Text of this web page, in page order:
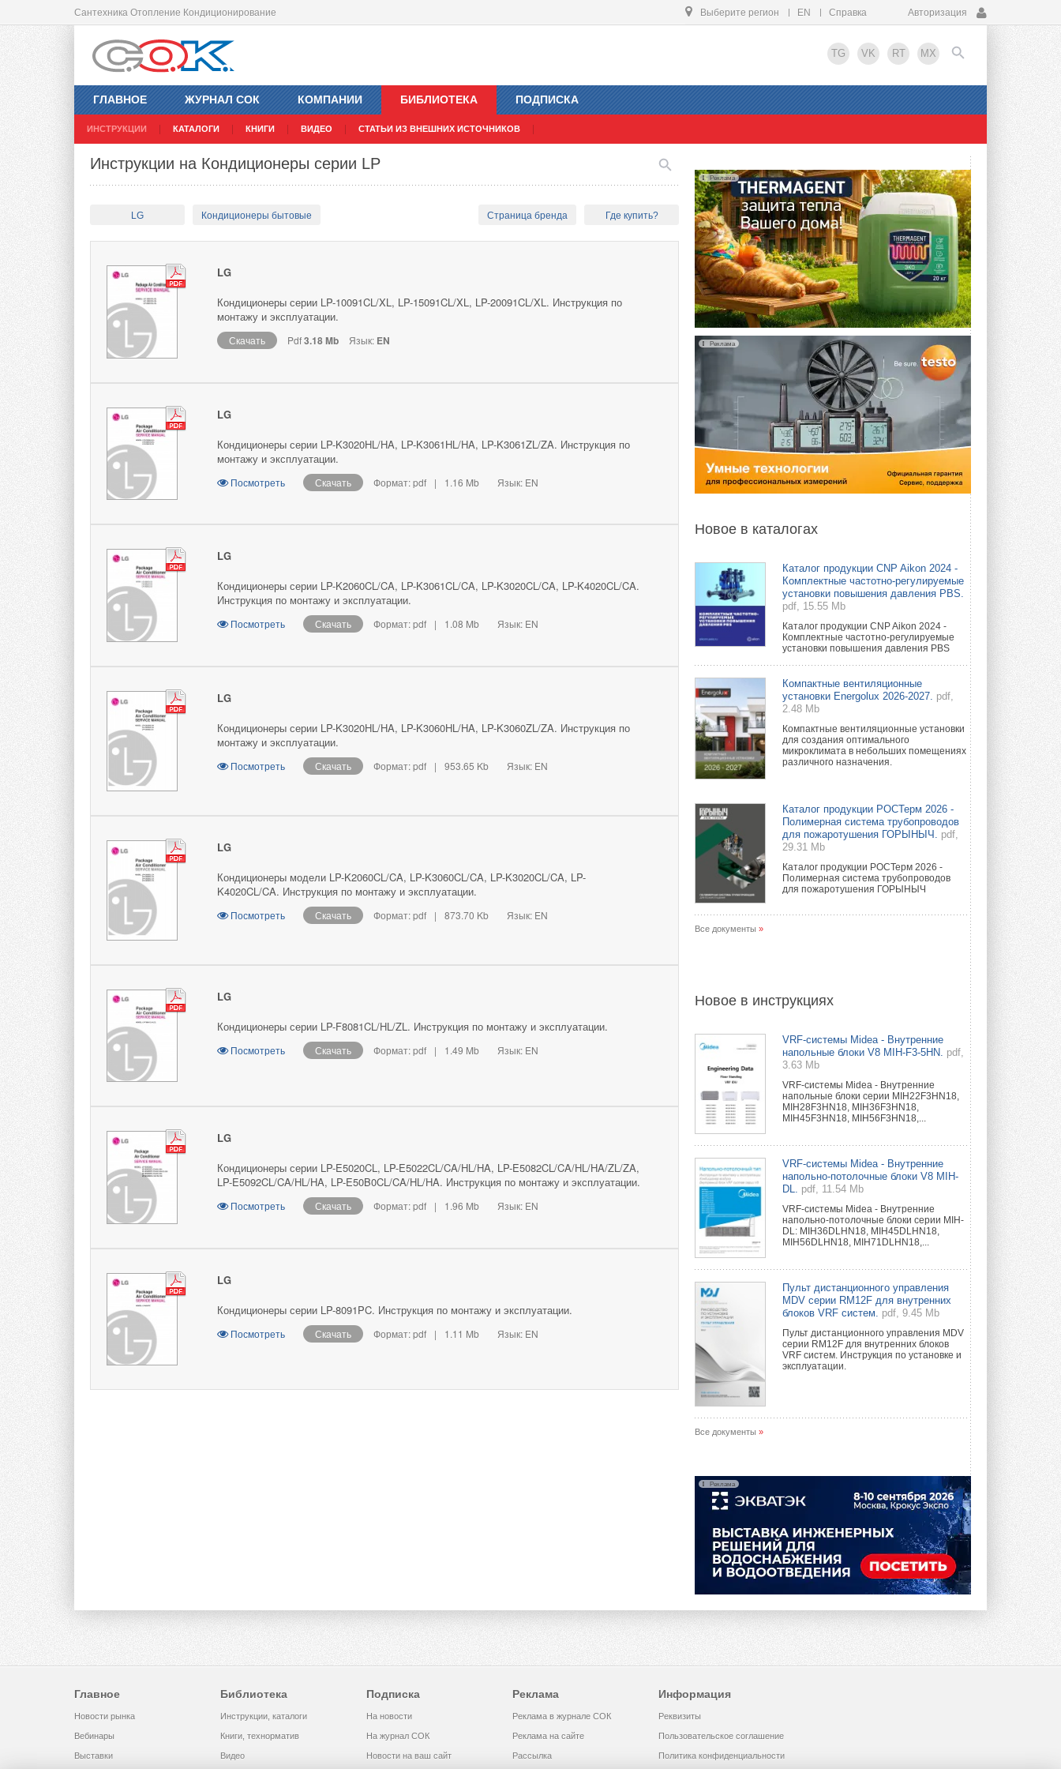
Сантехника Отопление Кондиционирование Выберите регион EN Справка Авторизация
TG VK RT MX
ГЛАВНОЕ ЖУРНАЛ СОК КОМПАНИИ БИБЛИОТЕКА
ИНСТРУКЦИИ КАТАЛОГИ КНИГИ ВИДЕО СТАТЬИ ИЗ ВНЕШНИХ ИСТОЧНИКОВ
ПОДПИСКА
EN
Инструкции на Кондиционеры серии LP
LG Кондиционеры бытовые Страница бренда Где купить?
LG
Кондиционеры серии LP-10091CL/XL, LP-15091CL/XL, LP-20091CL/XL. Инструкция по
монтажу и эксплуатации.
Скачать Pdf3.18 Mb Язык: EN
LG
Кондиционеры серии LP-K3020HL/HA, LP-K3061HL/HA, LP-K3061ZL/ZA. Инструкция по
монтажу и эксплуатации.
Посмотреть Скачать Формат: pdf | 1.16 Mb Язык: EN
LG
Кондиционеры серии LP-K2060CL/CA, LP-K3061CL/CA, LP-K3020CL/CA, LP-K4020CL/CA.
Инструкция по монтажу и эксплуатации.
Посмотреть Скачать Формат: pdf | 1.08 Mb Язык: EN
LG
Кондиционеры серии LP-K3020HL/HA, LP-K3060HL/HA, LP-K3060ZL/ZA. Инструкция по
монтажу и эксплуатации.
Посмотреть Скачать Формат: pdf | 953.65 Kb Язык: EN
LG
Кондиционеры модели LP-K2060CL/CA, LP-K3060CL/CA, LP-K3020CL/CA, LP-
K4020CL/CA. Инструкция по монтажу и эксплуатации.
Посмотреть Скачать Формат: pdf | 873.70 Kb Язык: EN
LG
Кондиционеры серии LP-F8081CL/HL/ZL. Инструкция по монтажу и эксплуатации.
Посмотреть Скачать Формат: pdf | 1.49 Mb Язык: EN
LG
Кондиционеры серии LP-E5020CL, LP-E5022CL/CA/HL/HA, LP-E5082CL/CA/HL/HA/ZL/ZA,
LP-E5092CL/CA/HL/HA, LP-E50B0CL/CA/HL/HA. Инструкция по монтажу и эксплуатации.
Посмотреть Скачать Формат: pdf | 1.96 Mb Язык: EN
LG
Кондиционеры серии LP-8091PC. Инструкция по монтажу и эксплуатации.
Посмотреть Скачать Формат: pdf | 1.11 Mb Язык: EN
Реклама
Реклама
Новое в каталогах
Каталог продукции CNP Aikon 2024 -
Комплектные частотно-регулируемые
установки повышения давления PBS.
pdf, 15.55 Mb
Каталог продукции CNP Aikon 2024 -
Комплектные частотно-регулируемые
установки повышения давления PBS
Компактные вентиляционные
установки Energolux 2026-2027. pdf,
2.48 Mb
Компактные вентиляционные установки
для создания оптимального
микроклимата в небольших помещениях
различного назначения.
Каталог продукции РОСТерм 2026 -
Полимерная система трубопроводов
для пожаротушения ГОРЫНЫЧ.
pdf,
29.31 Mb
Каталог продукции РОСТерм 2026 -
Полимерная система трубопроводов
для пожаротушения ГОРЫНЫЧ
Все документы »
Новое в инструкциях
VRF-системы Midea - Внутренние
напольные блоки V8 MIH-F3-5HN. pdf,
3.63 Mb
VRF-системы Midea - Внутренние
напольные блоки серии MIH22F3HN18,
MIH28F3HN18, MIH36F3HN18,
MIH45F3HN18, MIH56F3HN18,...
VRF-системы Midea - Внутренние
напольно-потолочные блоки V8 MIH-
DL.
pdf, 11.54 Mb
VRF-системы Midea - Внутренние
напольно-потолочные блоки серии MIH-
DL: MIH36DLHN18, MIH45DLHN18,
MIH56DLHN18, MIH71DLHN18,...
Пульт дистанционного управления
MDV серии RM12F для внутренних
блоков VRF систем.
pdf, 9.45 Mb
Пульт дистанционного управления MDV
серии RM12F для внутренних блоков
VRF систем. Инструкция по установке и
эксплуатации.
Все документы »
Реклама
Главное
Новости рынка
Вебинары
Выставки
Библиотека
Инструкции, каталоги
Книги, технорматив
Видео
Подписка
На новости
На журнал СОК
Новости на ваш сайт
Реклама
Реклама в журнале СОК
Реклама на сайте
Рассылка
Информация
Реквизиты
Пользовательское соглашение
Политика конфиденциальности